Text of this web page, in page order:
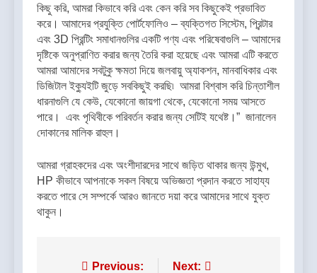
কিছু করি, আমরা কিভাবে করি এবং কেন করি সব কিছুকেই প্রভাবিত
করে। আমাদের প্রযুক্তি পোর্টফোলিও – ব্যক্তিগত সিস্টেম, প্রিন্টার
এবং 3D প্রিন্টিং সমাধানগুলির একটি পণ্য এবং পরিষেবাগুলি – আমাদের
দৃষ্টিকে অনুপ্রাণিত করার জন্য তৈরি করা হয়েছে এবং আমরা এটি করতে
আমরা আমাদের সবটুকু ক্ষমতা দিয়ে জলবায়ু অ্যাকশন, মানবাধিকার এবং
ডিজিটাল ইক্যুইটি জুড়ে সবকিছুই করছি৷ আমরা বিশ্বাস করি চিন্তাশীল
ধারনাগুলি যে কেউ, যেকোনো জায়গা থেকে, যেকোনো সময় আসতে
পারে। এবং পৃথিবীকে পরিবর্তন করার জন্য সেটিই যথেষ্ট।” জানালেন
দোকানের মালিক রাহুল।
আমরা গ্রাহকদের এবং অংশীদারদের সাথে জড়িত থাকার জন্য উন্মুখ,
HP কীভাবে আপনাকে সকল বিষয়ে অভিজ্ঞতা প্রদান করতে সাহায্য
করতে পারে সে সম্পর্কে আরও জানতে দয়া করে আমাদের সাথে যুক্ত
থাকুন।
Previous: Next: